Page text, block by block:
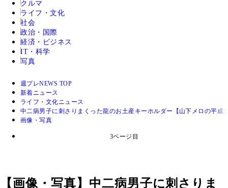
クルマ
ライフ・文化
社会
政治・国際
経済・ビジネス
IT・科学
写真
週プレNEWS TOP
新着ニュース
ライフ・文化ニュース
中二病男子に刺さりまくった龍のお土産キーホルダー【山下メロの平成
画像・写真
3ページ目
【画像・写真】中二病男子に刺さりま